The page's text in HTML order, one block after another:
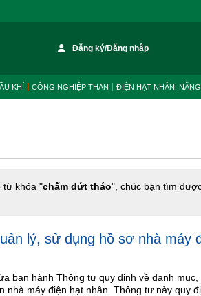
Đăng ký/Đăng nhập
KHÍ CÔNG NGHIỆP THAN ĐIỆN HẠT NHÂN,
từ khóa "chấm dứt tháo", chúc bạn tìm
lý, sử dụng hồ sơ nhà máy
ban hành Thông tư quy định về danh mục,
nhà máy điện hạt nhân. Thông tư này quy